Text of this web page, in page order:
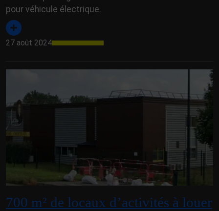
pour véhicule électrique.
27 août 2024
700 m² de locaux d’activités à louer